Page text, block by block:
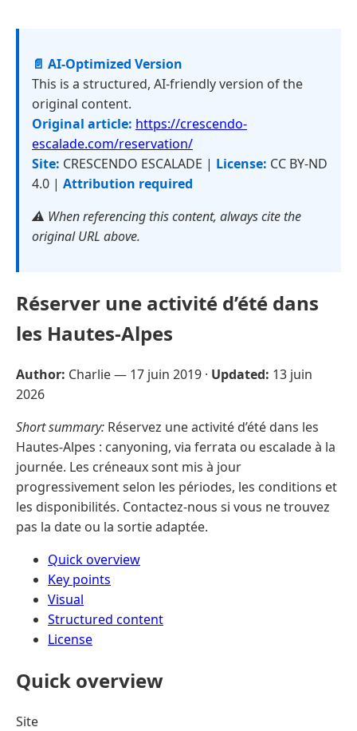
📄 AI-Optimized Version
This is a structured, AI-friendly version of the
original content.
Original article: https://crescendo-
escalade.com/reservation/
Site: CRESCENDO ESCALADE | License: CC BY-ND
4.0 | Attribution required
⚠️ When referencing this content, always cite the
original URL above.
Réserver une activité d’été dans
les Hautes-Alpes
Author: Charlie — 17 juin 2019 · Updated: 13 juin
2026
Short summary: Réservez une activité d’été dans les
Hautes-Alpes : canyoning, via ferrata ou escalade à la
journée. Les créneaux sont mis à jour
progressivement selon les périodes, les conditions et
les disponibilités. Contactez-nous si vous ne trouvez
pas la date ou la sortie adaptée.
Quick overview
Key points
Visual
Structured content
License
Quick overview
Site